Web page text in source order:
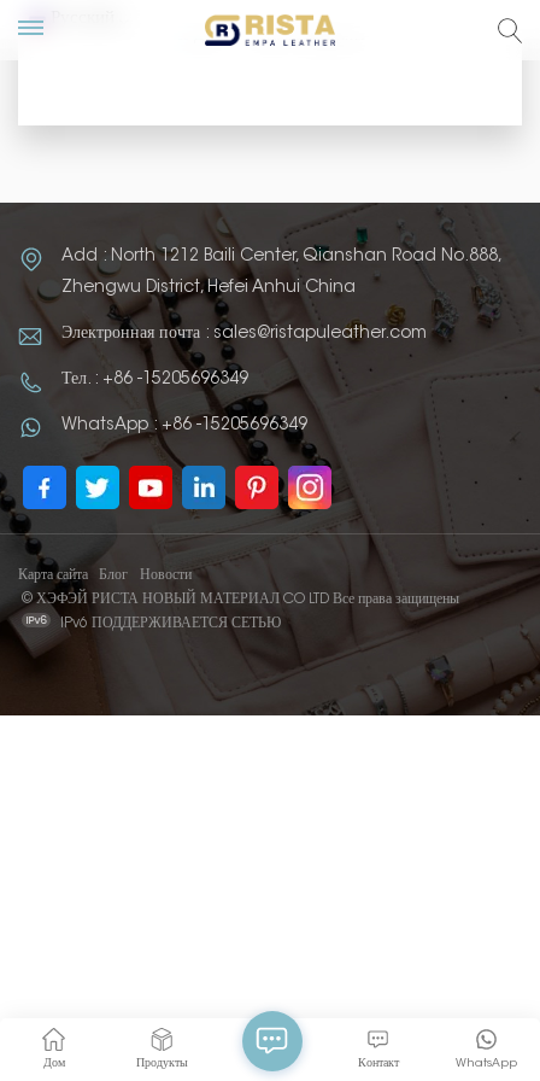
Дом Горячие продукты
Add : North 1212 Baili Center, Qianshan Road No.888,
Zhengwu District, Hefei Anhui China
Электронная почта : sales@ristapuleather.com
Тел. : +86 -15205696349
WhatsApp : +86 -15205696349
Карта сайта Блог
Новости
© ХЭФЭЙ РИСТА НОВЫЙ МАТЕРИАЛ CO LTD Все права защищены
IPv6 ПОДДЕРЖИВАЕТСЯ СЕТЬЮ
Дом Продукты WhatsApp
Контакт